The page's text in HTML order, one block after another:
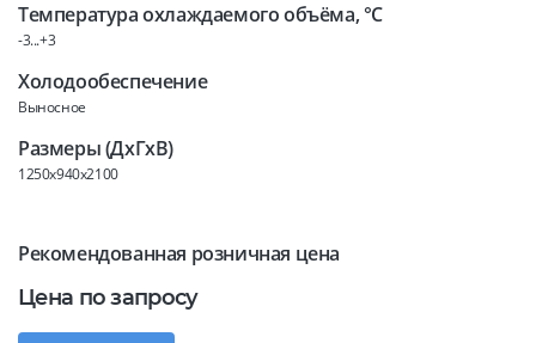
Температура охлаждаемого объёма, °C
-3...+3
Холодообеспечение
Выносное
Размеры (ДхГхВ)
1250x940x2100
Рекомендованная розничная цена
Цена по запросу